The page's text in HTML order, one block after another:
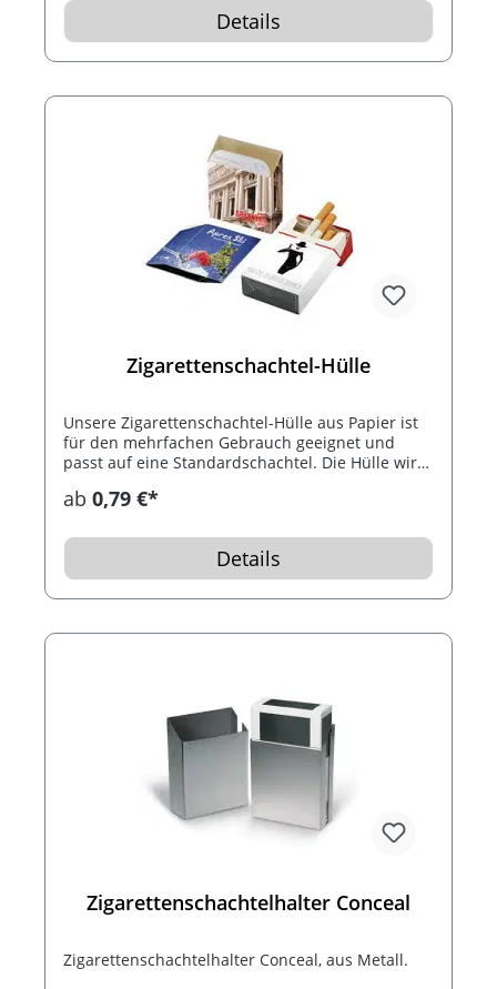
Details
Zigarettenschachtel-Hülle
Unsere Zigarettenschachtel-Hülle aus Papier ist
für den mehrfachen Gebrauch geeignet und
passt auf eine Standardschachtel. Die Hülle wird
kann mit einem Digitaldruck bedruckt werden,
ab 0,79 €*
Details
Zigarettenschachtelhalter Conceal
Zigarettenschachtelhalter Conceal, aus Metall.